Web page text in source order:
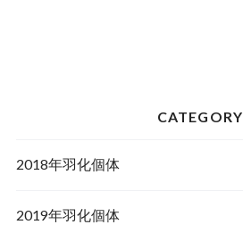
CATEGORY
2018年羽化個体
2019年羽化個体